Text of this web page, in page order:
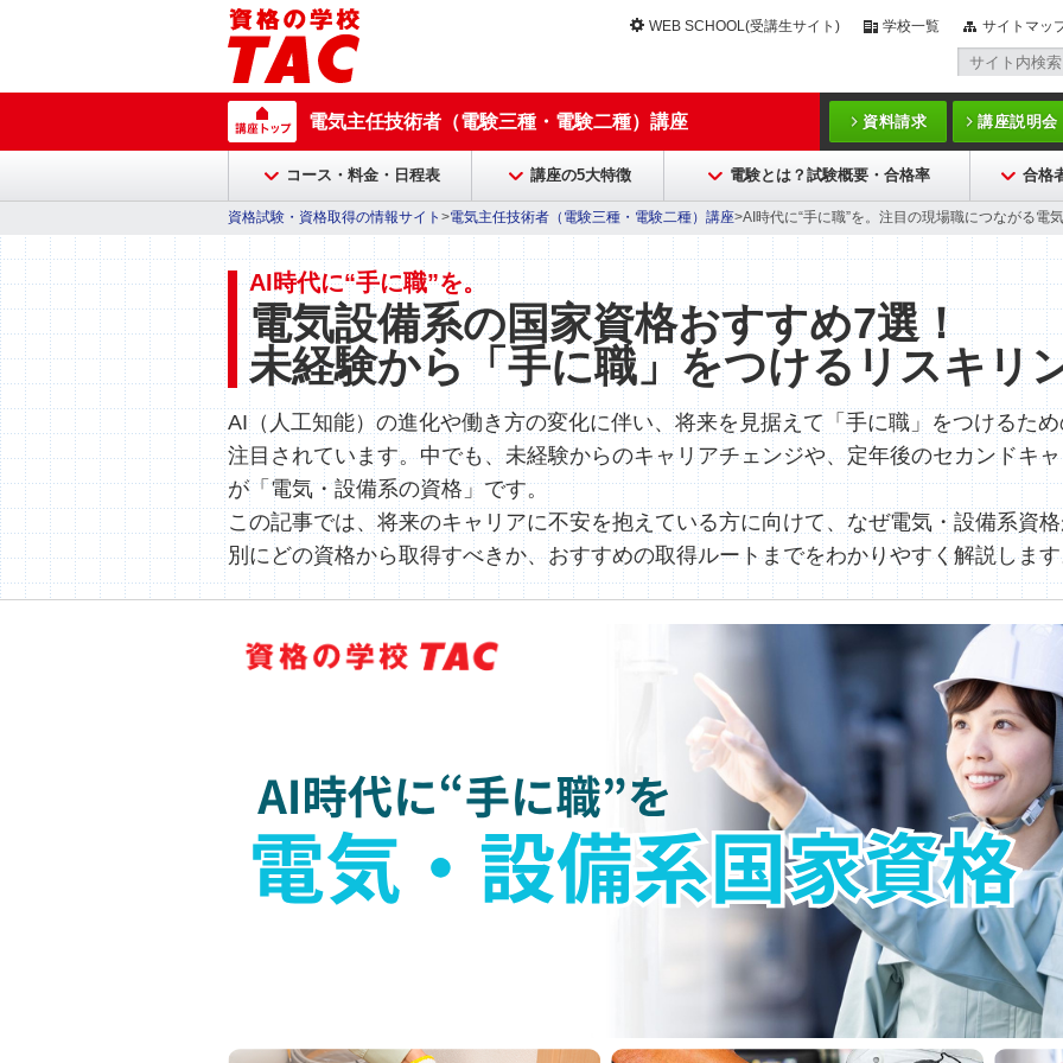
WEB SCHOOL(受講生サイト) 学校一覧 サイトマッ
電気主任技術者（電験三種・電験二種）講座 資料請求 講座説明会
コース・料金・日程表 講座の5大特徴 電験とは？試験概要・合格率 合格
資格試験・資格取得の情報サイト >電気主任技術者（電験三種・電験二種）講座>AI時代に“手に職”を。注目の現場職につながる電
AI時代に“手に職”を。
電気設備系の国家資格おすすめ7選！
未経験から「手に職」をつけるリスキリ
AI（人工知能）の進化や働き方の変化に伴い、将来を見据えて「手に職」をつけるた
注目されています。中でも、未経験からのキャリアチェンジや、定年後のセカンドキ
が「電気・設備系の資格」です。
この記事では、将来のキャリアに不安を抱えている方に向けて、なぜ電気・設備系資
別にどの資格から取得すべきか、おすすめの取得ルートまでをわかりやすく解説しま